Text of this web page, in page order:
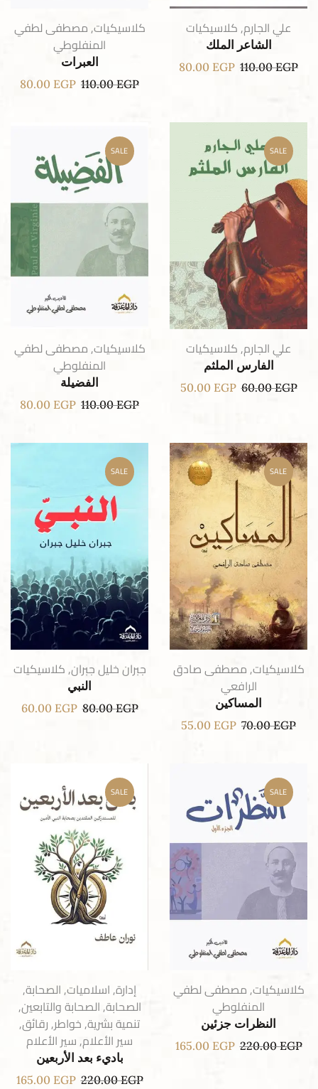
علي الجارم,كلاسيكيات
الشاعر الملك
110.00EGP
80.00 EGP
كلاسيكيات,مصطفى لطفي
المنفلوطي
العبرات
110.00EGP
80.00 EGP
SALE
علي الجارم,كلاسيكيات
الفارس الملثم
60.00EGP
50.00 EGP
SALE
كلاسيكيات,مصطفى لطفي
المنفلوطي
الفضيلة
110.00EGP
80.00 EGP
SALE
كلاسيكيات,مصطفى صادق
الرافعي
المساكين
70.00EGP
55.00 EGP
SALE
جبران خليل جبران,كلاسيكيات
النبي
80.00EGP
60.00 EGP
SALE
كلاسيكيات,مصطفى لطفي
المنفلوطي
النظرات جزئين
220.00EGP
165.00 EGP
SALE
إدارة,اسلاميات,الصحابة,
الصحابة,الصحابة والتابعين,
تنمية بشرية,خواطر,رقائق,
سير الأعلام,سير الأعلام
باديء بعد الأربعين
220.00EGP
165.00 EGP